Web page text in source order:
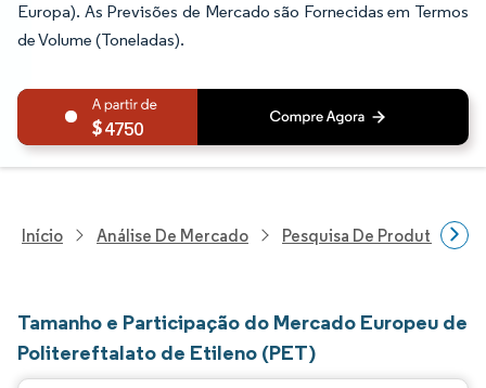
Europa). As Previsões de Mercado são Fornecidas em Termos
de Volume (Toneladas).
4750
Início Análise De Mercado Pesquisa De Produtos
Tamanho e Participação do Mercado Europeu de
Politereftalato de Etileno (PET)